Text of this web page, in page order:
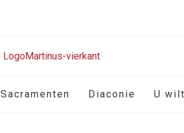
Sacramenten Diaconie U